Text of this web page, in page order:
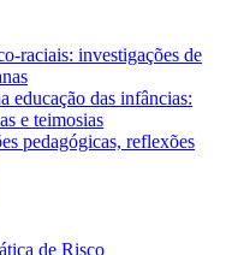
raciais: investigações de
educação das infâncias:
e teimosias
pedagógicas, reflexões
de Risco